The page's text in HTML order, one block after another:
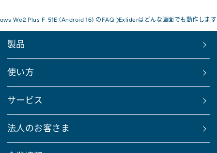
We2 Plus F-51E (Android 16) のFAQ Exliderはどんな画面でも動作しま
製品
使い方
サービス
法人のお客さま